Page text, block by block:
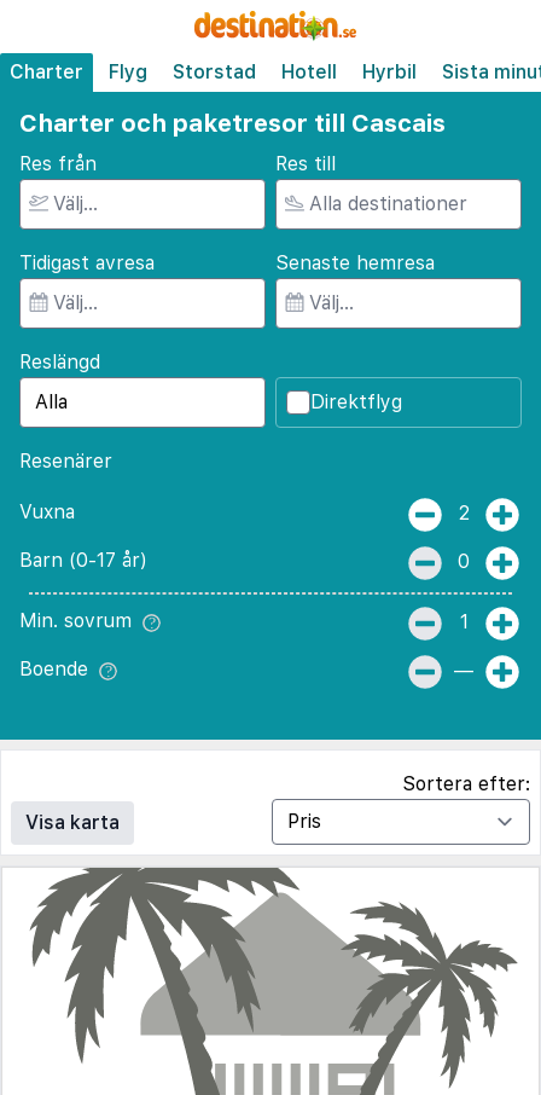
Charter Flyg Storstad Hotell Hyrbil Sista
Charter och paketresor till Cascais
Res från Res till
Tidigast avresa Senaste hemresa
Reslängd
Direktflyg
Resenärer
Vuxna 2
Barn (0-17 år) 0
Min. sovrum 1
Boende —
Visa karta
Sortera efter: